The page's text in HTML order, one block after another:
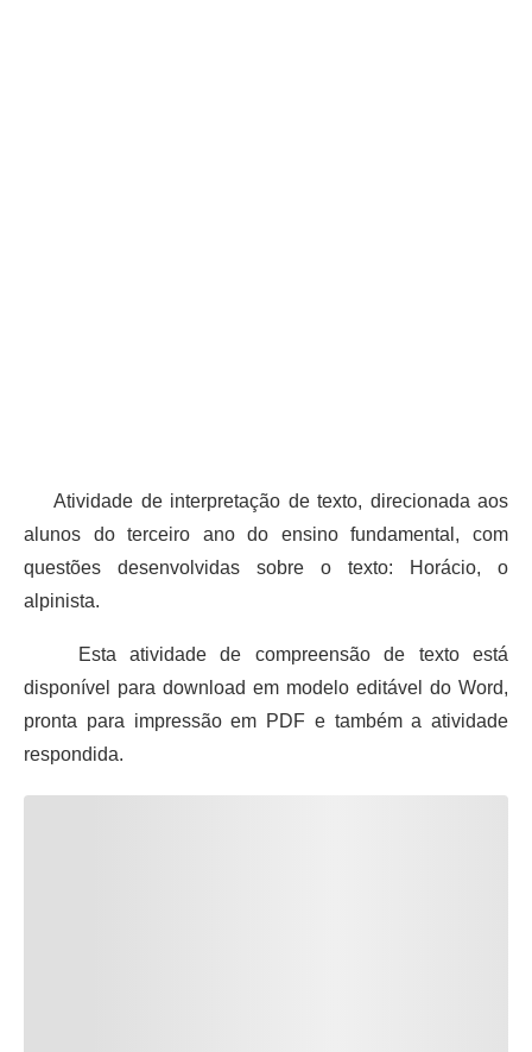
Atividade de interpretação de texto, direcionada aos
alunos do terceiro ano do ensino fundamental, com
questões desenvolvidas sobre o texto: Horácio, o
alpinista.
Esta atividade de compreensão de texto está
disponível para download em modelo editável do Word,
pronta para impressão em PDF e também a atividade
respondida.